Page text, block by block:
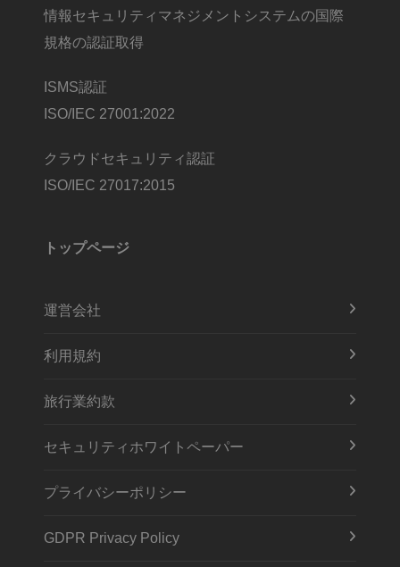
情報セキュリティマネジメントシステムの国際
規格の認証取得
ISMS認証
ISO/IEC 27001:2022
クラウドセキュリティ認証
ISO/IEC 27017:2015
トップページ
運営会社
利用規約
旅行業約款
セキュリティホワイトペーパー
プライバシーポリシー
GDPR Privacy Policy